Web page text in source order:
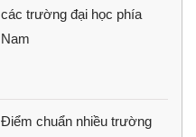
các trường đại học phía
Nam
Điểm chuẩn nhiều trường